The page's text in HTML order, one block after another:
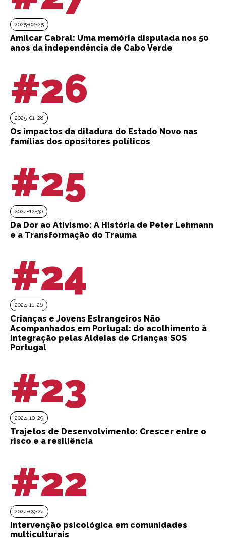
2025-02-25
Amílcar Cabral: Uma memória disputada nos 50
anos da independência de Cabo Verde
#26
2025-01-28
Os impactos da ditadura do Estado Novo nas
famílias dos opositores políticos
#25
2024-12-30
Da Dor ao Ativismo: A História de Peter Lehmann
e a Transformação do Trauma
#24
2024-11-26
Crianças e Jovens Estrangeiros Não
Acompanhados em Portugal: do acolhimento à
integração pelas Aldeias de Crianças SOS
Portugal
#23
2024-10-29
Trajetos de Desenvolvimento: Crescer entre o
risco e a resiliência
#22
2024-09-24
Intervenção psicológica em comunidades
multiculturais